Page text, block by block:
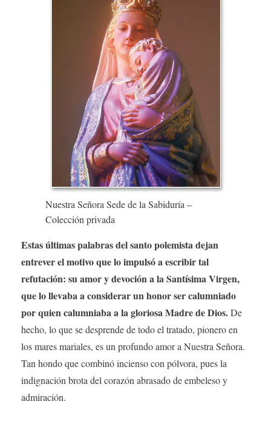
Nuestra Señora Sede de la Sabiduría –
Colección privada
Estas últimas palabras del santo polemista dejan
entrever el motivo que lo impulsó a escribir tal
refutación: su amor y devoción a la Santísima Virgen,
que lo llevaba a considerar un honor ser calumniado
por quien calumniaba a la gloriosa Madre de Dios.De
hecho, lo que se desprende de todo el tratado, pionero en
los mares mariales, es un profundo amor a Nuestra Señora.
Tan hondo que combinó incienso con pólvora, pues la
indignación brota del corazón abrasado de embeleso y
admiración.